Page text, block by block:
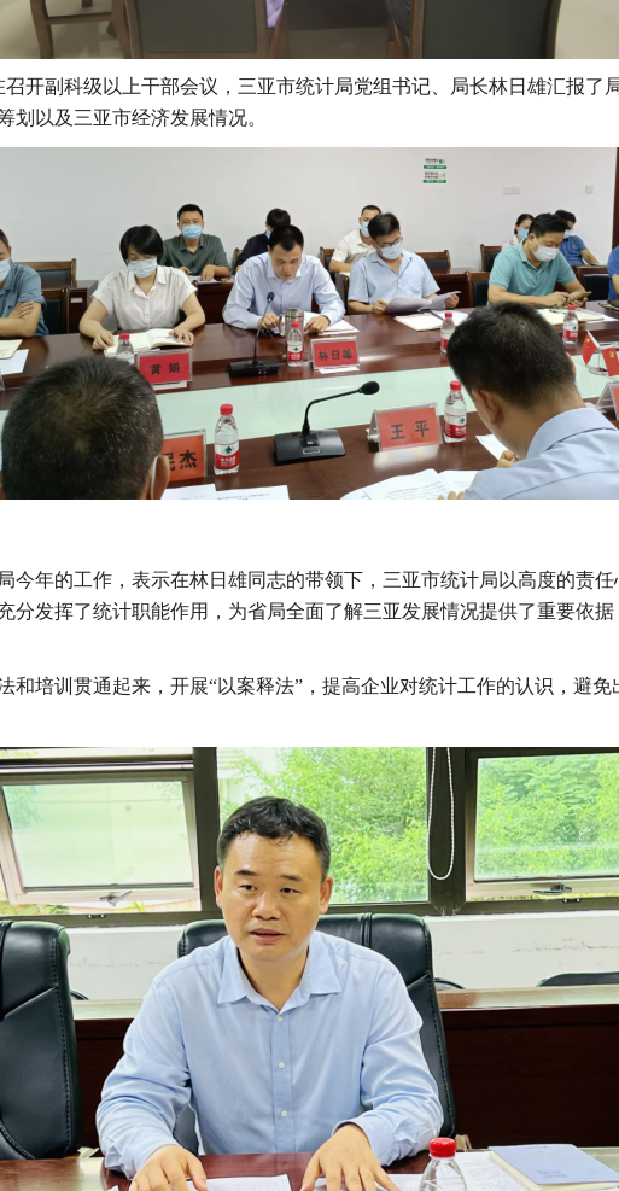
召开副科级以上干部会议，三亚市统计局党组书记、局长林日雄汇报了
划以及三亚市经济发展情况。
今年的工作，表示在林日雄同志的带领下，三亚市统计局以高度的责
分发挥了统计职能作用，为省局全面了解三亚发展情况提供了重要依
和培训贯通起来，开展“以案释法” ，提高企业对统计工作的认识，避免